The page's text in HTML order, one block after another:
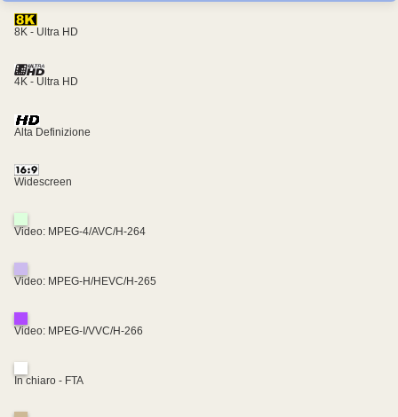
8K - Ultra HD
4K - Ultra HD
Alta Definizione
Widescreen
Video: MPEG-4/AVC/H-264
Video: MPEG-H/HEVC/H-265
Video: MPEG-I/VVC/H-266
In chiaro - FTA